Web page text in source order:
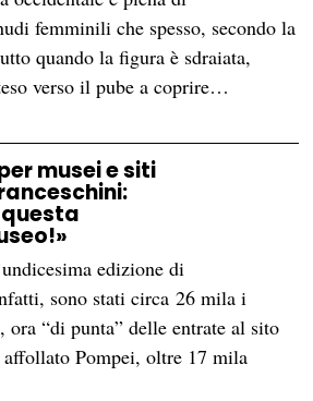
femminili che spesso, secondo la
quando la figura è sdraiata,
verso il pube a coprire…
musei e siti
edizione di
sono stati circa 26 mila i
“di punta” delle entrate al sito
Pompei, oltre 17 mila